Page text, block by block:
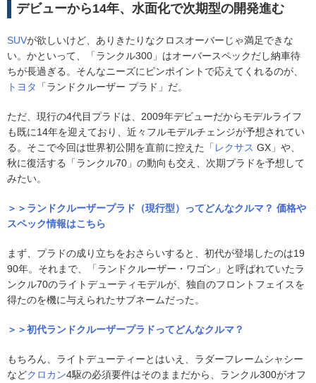
デビューから14年、水面化で次期型の開発進む
SUVが欲しいけど、ありきたりなクロスオーバーじゃ満足できな
い。かといって、「ランクル300」はオーバースペックだし納車待
ちが長過ぎる。そんなニーズにピンポイントで応えてくれるのが、
トヨタ
「ランドクルーザー プラド」だ。
ただ、現行の4代目プラドは、2009年デビューだからモデルライフ
も既に14年を迎えており、近々フルモデルチェンジが予想されてい
る。そこで今回は世界初公開を直前に控えた「 レクサス GX」や、
秋に復活する「ランクル70」の動向も交え、次期プラドを予想して
みたい。
＞＞ランドクルーザープラド（現行型）ってどんなクルマ？ 価格や
スペック情報はこちら
まず、プラドの成り立ちをおさらいすると、初代が登場したのは19
90年。それまで、「ランドクルーザー・ワゴン」と呼ばれていたラ
ンクル70のライトデューティモデルが、独自のフロントフェイスを
得たのを機に与えられたサブネームだった。
＞＞初代ランドクルーザープラドってどんなクルマ？
もちろん、ライトデューティーとはいえ、ラダーフレームシャシー
などクロカン4駆の必須要件はそのままだから、ランクル300がオフ